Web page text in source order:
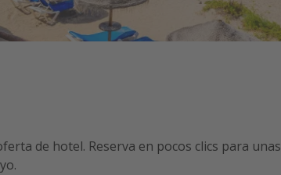
de hotel. Reserva en pocos clics para